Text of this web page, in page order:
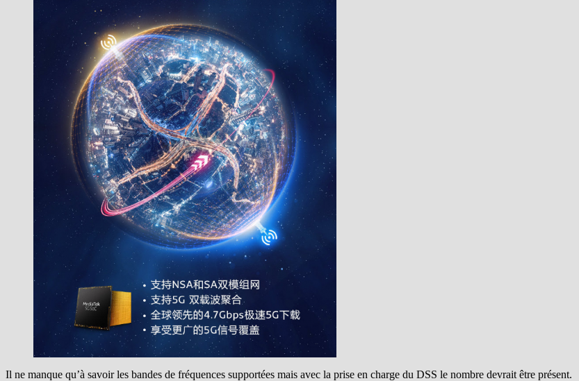
Il ne manque qu’à savoir les bandes de fréquences supportées mais avec la prise en charge du DSS le nombre devrait être présent.